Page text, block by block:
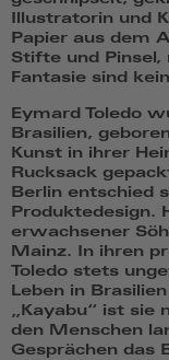
Illustratorin und
Papier aus dem
Stifte und Pinsel,
Fantasie sind
Eymard Toledo
Brasilien,
Kunst in ihrer
Rucksack
Berlin entschied
Produktedesign.
erwachsener
Mainz. In ihren
Toledo stets
Leben in
„Kayabu“ ist sie
den Menschen
Gesprächen das